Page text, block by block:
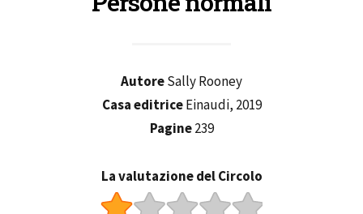
AutoreSally Rooney
Casa editriceEinaudi, 2019
Pagine239
La valutazione del Circolo